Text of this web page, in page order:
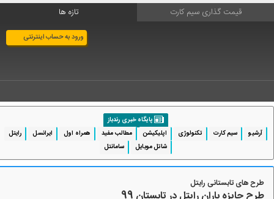
قیمت گذاری سیم کارت تازه ها
ورود به حساب اینترنتی
پایگاه خبری رندباز
آرشیو
سیم کارت تکنولوژی اپلیکیشن مطالب مفید همراه اول ایرانسل
رایتل
شاتل موبایل
سامانتل
طرح های تابستانی رایتل